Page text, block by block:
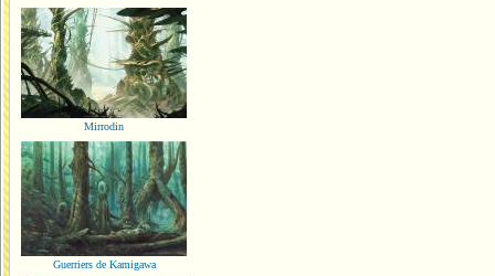
Mirrodin
Guerriers de Kamigawa